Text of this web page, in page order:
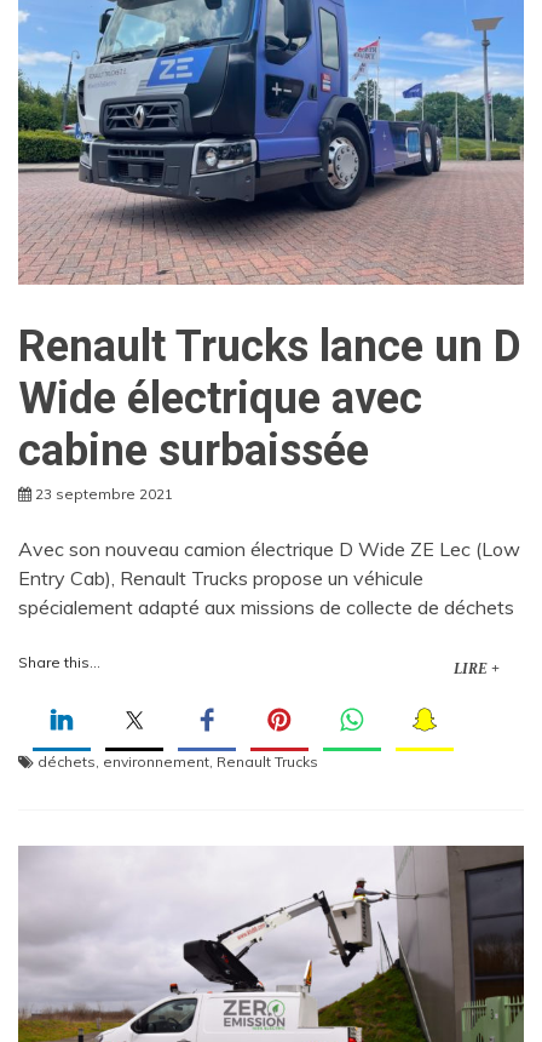
Renault Trucks lance un D
Wide électrique avec
cabine surbaissée
23 septembre 2021
Avec son nouveau camion électrique D Wide ZE Lec (Low
Entry Cab), Renault Trucks propose un véhicule
spécialement adapté aux missions de collecte de déchets
Share this... LIRE +
déchets environnement Renault Trucks